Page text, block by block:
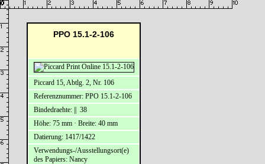
PPO 15.1-2-106
Piccard 15, Abtlg. 2, Nr. 106
Referenznummer: PPO 15.1-2-106
Bindedraehte: || 38
Höhe: 75 mm · Breite: 40 mm
Datierung: 1417/1422
Verwendungs-/Ausstellungsort(e)
des Papiers: Nancy